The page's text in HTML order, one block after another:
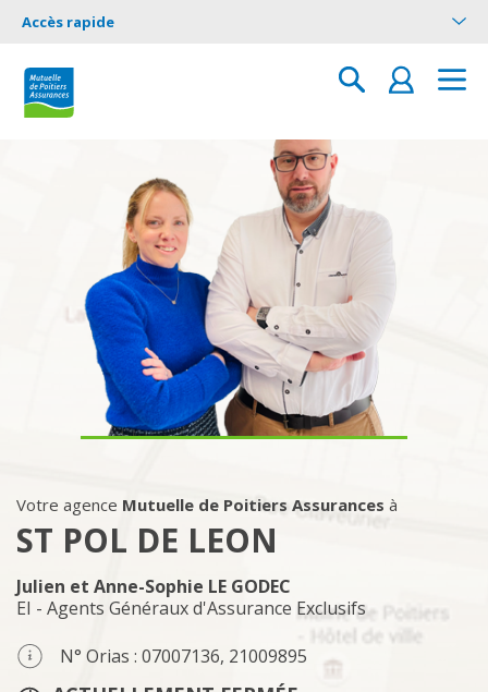
Accès rapide
Votre agence Mutuelle de Poitiers Assurances à
ST POL DE LEON
Julien et Anne-Sophie LE GODEC
EI - Agents Généraux d'Assurance Exclusifs
N° Orias : 07007136, 21009895